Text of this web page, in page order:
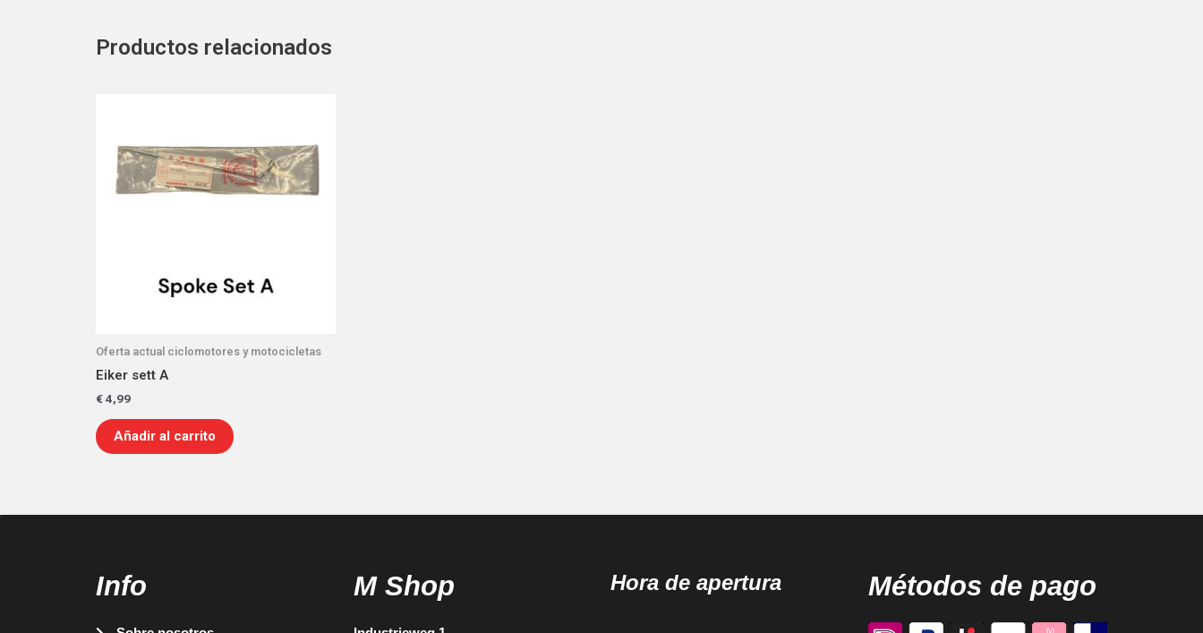
Productos relacionados
Oferta actual ciclomotores y motocicletas
Eiker sett A
€4,99
Añadir al carrito
Info M Shop Hora de apertura Métodos de pago